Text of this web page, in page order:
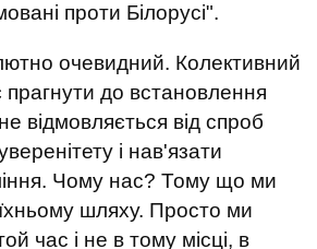
проти Білорусі".
очевидний. Колективний
прагнути до встановлення
не відмовляється від спроб
і нав'язати
Чому нас? Тому що ми
шляху. Просто ми
час і не в тому місці, в